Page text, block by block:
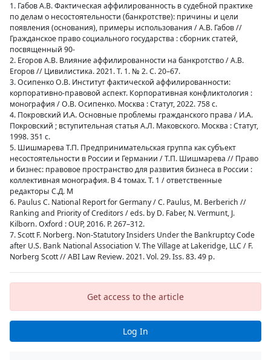
1. Габов А.В. Фактическая аффилированность в судебной практике
по делам о несостоятельности (банкротстве): причины и цели
появления (основания), примеры использования / А.В. Габов //
Гражданское право социального государства : сборник статей,
посвященный 90-
2. Егоров А.В. Влияние аффилированности на банкротство / А.В.
Егоров // Цивилистика. 2021. Т. 1. № 2. С. 20–67.
3. Осипенко О.В. Институт фактической аффилированности:
корпоративно-правовой аспект. Корпоративная конфликтология :
монография / О.В. Осипенко. Москва : Статут, 2022. 758 с.
4. Покровский И.А. Основные проблемы гражданского права / И.А.
Покровский ; вступительная статья А.Л. Маковского. Москва : Статут,
1998. 351 с.
5. Шишмарева Т.П. Предпринимательская группа как субъект
несостоятельности в России и Германии / Т.П. Шишмарева // Право
и бизнес: правовое пространство для развития бизнеса в России :
коллективная монография. В 4 томах. Т. 1 / ответственные
редакторы С.Д. М
6. Paulus C. National Report for Germany / C. Paulus, M. Berberich //
Ranking and Priority of Creditors / eds. by D. Faber, N. Vermunt, J.
Kilborn. Oxford : OUP, 2016. Р. 267–312.
7. Scott F. Norberg. Non-Statutory Insiders Under the Bankruptcy Code
after U.S. Bank National Association V. The Village at Lakeridge, LLC / F.
Norberg Scott // ABI Law Review. 2021. Vol. 29. Iss. 83. 49 p.
Get access to the article
Log In